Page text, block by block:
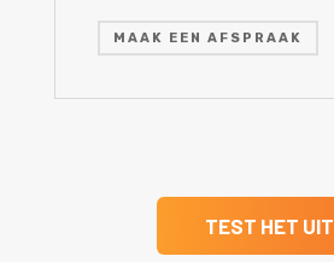
MAAK EEN AFSPRAAK
TEST HET UIT